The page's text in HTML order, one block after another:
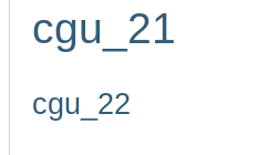
cgu_21
cgu_22